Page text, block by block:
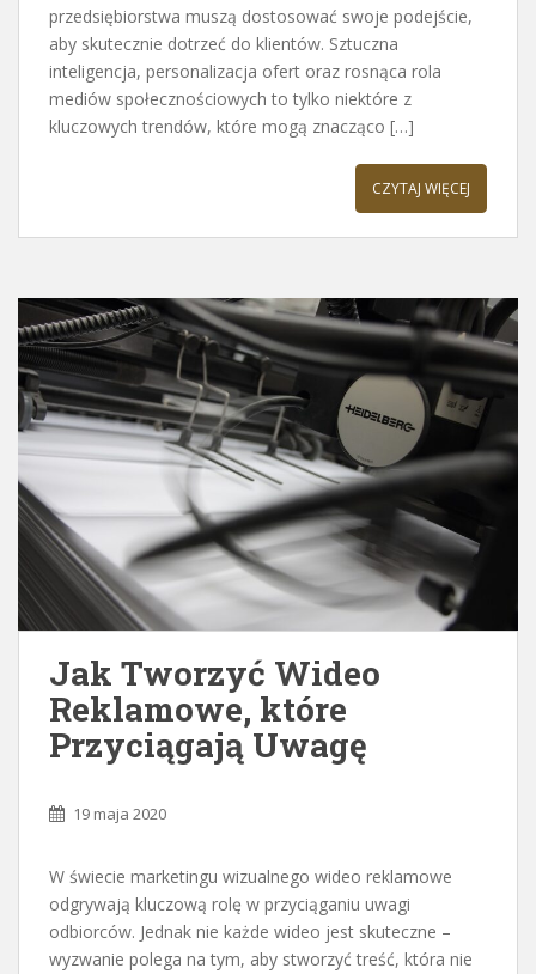
przedsiębiorstwa muszą dostosować swoje podejście,
aby skutecznie dotrzeć do klientów. Sztuczna
inteligencja, personalizacja ofert oraz rosnąca rola
mediów społecznościowych to tylko niektóre z
kluczowych trendów, które mogą znacząco […]
CZYTAJ WIĘCEJ
Jak Tworzyć Wideo
Reklamowe, które
Przyciągają Uwagę
19 maja 2020
W świecie marketingu wizualnego wideo reklamowe
odgrywają kluczową rolę w przyciąganiu uwagi
odbiorców. Jednak nie każde wideo jest skuteczne –
wyzwanie polega na tym, aby stworzyć treść, która nie